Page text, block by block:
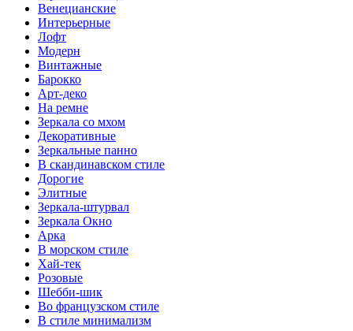
Венецианские
Интерьерные
Лофт
Модерн
Винтажные
Барокко
Арт-деко
На ремне
Зеркала со мхом
Декоративные
Зеркальные панно
В скандинавском стиле
Дорогие
Элитные
Зеркала-штурвал
Зеркала Окно
Арка
В морском стиле
Хай-тек
Розовые
Шебби-шик
Во французском стиле
В стиле минимализм